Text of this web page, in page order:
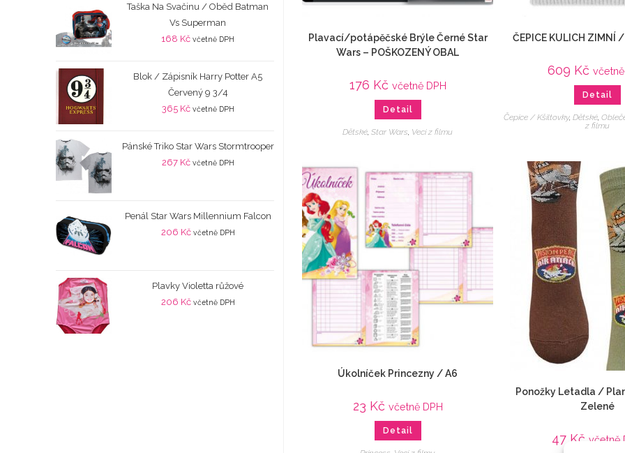
Plavací/potápěčské Brýle Černé Star
Wars – POŠKOZENÝ OBAL
176 Kč včetně DPH
Detail
Dětské ,Star Wars Veci z filmu
ČEPICE KULICH ZIMNÍ /
609 Kč
Detail
Čepice / Kšiltovky, Dětské,
z filmu
Úkolníček Princezny / A6
23 Kč včetně DPH
Detail
Ponožky Letadla /
Zelené
47 Kč včetně
Taška Na Svačinu / Oběd Batman
Vs Superman
168 Kč včetně DPH
Blok / Zápisník Harry Potter A5
Červený 9 3/4
365 Kč včetně DPH
Pánské Triko Star Wars Stormtrooper
267 Kč včetně DPH
Penál Star Wars Millennium Falcon
206 Kč včetně DPH
Plavky Violetta růžové
206 Kč včetně DPH